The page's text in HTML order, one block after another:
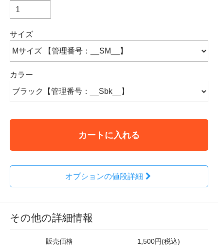
サイズ
カラー
カートに入れる
オプションの値段詳細
その他の詳細情報
販売価格 1,500円(税込)